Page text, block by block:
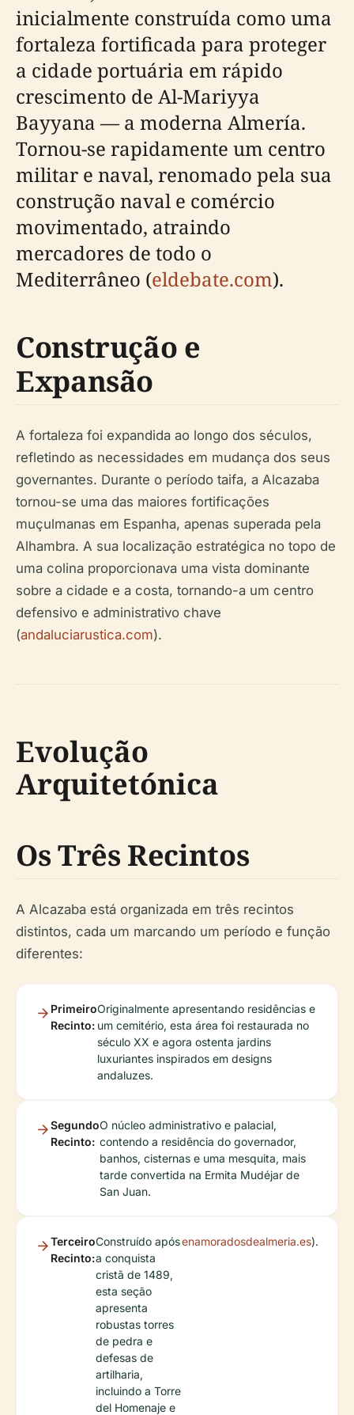
inicialmente construída como uma
fortaleza fortificada para proteger
a cidade portuária em rápido
crescimento de Al-Mariyya
Bayyana — a moderna Almería.
Tornou-se rapidamente um centro
militar e naval, renomado pela sua
construção naval e comércio
movimentado, atraindo
mercadores de todo o
Mediterrâneo (eldebate.com).
Construção e
Expansão
A fortaleza foi expandida ao longo dos séculos,
refletindo as necessidades em mudança dos seus
governantes. Durante o período taifa, a Alcazaba
tornou-se uma das maiores fortificações
muçulmanas em Espanha, apenas superada pela
Alhambra. A sua localização estratégica no topo de
uma colina proporcionava uma vista dominante
sobre a cidade e a costa, tornando-a um centro
defensivo e administrativo chave
(andaluciarustica.com).
Evolução
Arquitetónica
Os Três Recintos
A Alcazaba está organizada em três recintos
distintos, cada um marcando um período e função
diferentes:
Primeiro
Recinto:
Originalmente apresentando residências e
um cemitério, esta área foi restaurada no
século XX e agora ostenta jardins
luxuriantes inspirados em designs
andaluzes.
Segundo
Recinto:
O núcleo administrativo e palacial,
contendo a residência do governador,
banhos, cisternas e uma mesquita, mais
tarde convertida na Ermita Mudéjar de
San Juan.
Terceiro
Recinto:
Construído após
a conquista
cristã de 1489,
esta seção
apresenta
robustas torres
de pedra e
defesas de
artilharia,
incluindo a Torre
del Homenaje e
enamoradosdealmeria.es).